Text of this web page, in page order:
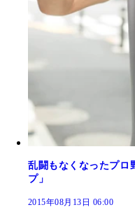
乱闘もなくなったプロ
プ」
2015年08月13日 06:00